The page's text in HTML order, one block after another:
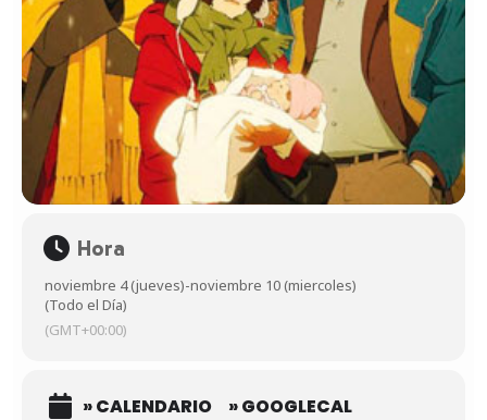
Hora
noviembre 4 (jueves)-noviembre 10 (miercoles)
(Todo el Día)
(GMT+00:00)
» CALENDARIO » GOOGLECAL